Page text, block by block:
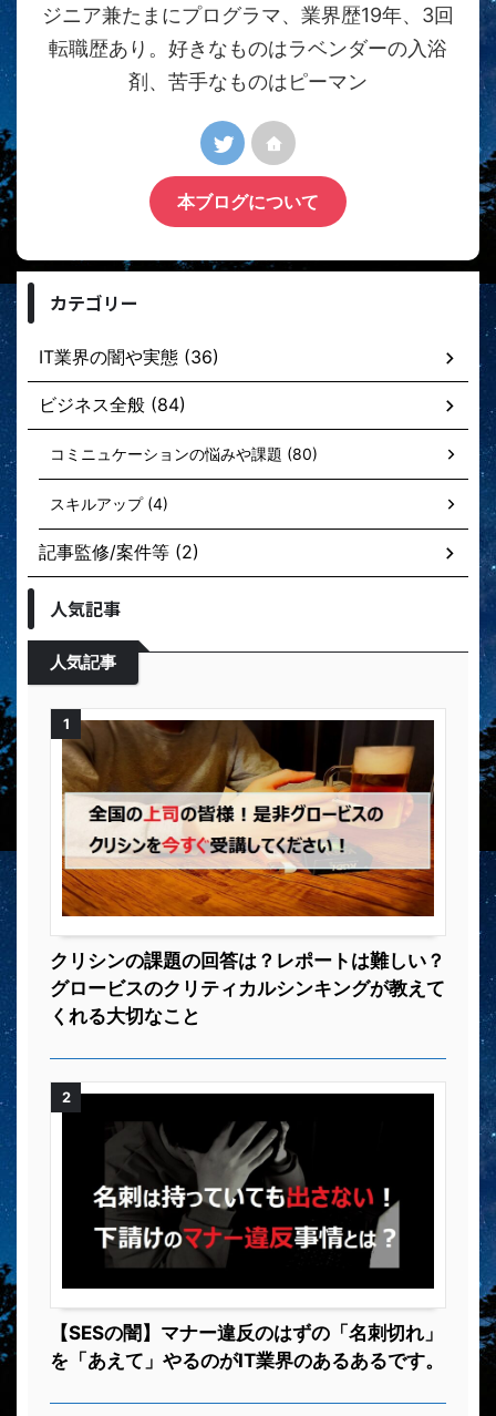
ジニア兼たまにプログラマ、業界歴19年、3回
転職歴あり。好きなものはラベンダーの入浴
剤、苦手なものはピーマン
本ブログについて
カテゴリー
IT業界の闇や実態 (36)
ビジネス全般 (84)
コミニュケーションの悩みや課題 (80)
スキルアップ (4)
記事監修/案件等 (2)
人気記事
人気記事
1
クリシンの課題の回答は？レポートは難しい？
グロービスのクリティカルシンキングが教えて
くれる大切なこと
2
【SESの闇】マナー違反のはずの「名刺切れ」
を「あえて」やるのがIT業界のあるあるです。